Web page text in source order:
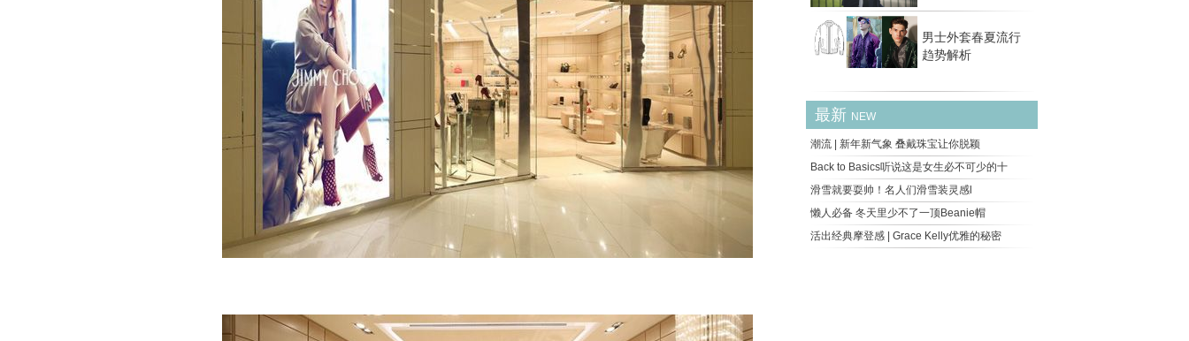
男士外套春夏流行
趋势解析
最新 NEW
潮流 | 新年新气象 叠戴珠宝让你脱颖
Back to Basics听说这是女生必不可少的十
滑雪就要耍帅！名人们滑雪装灵感l
懒人必备 冬天里少不了一顶Beanie帽
活出经典摩登感 | Grace Kelly优雅的秘密